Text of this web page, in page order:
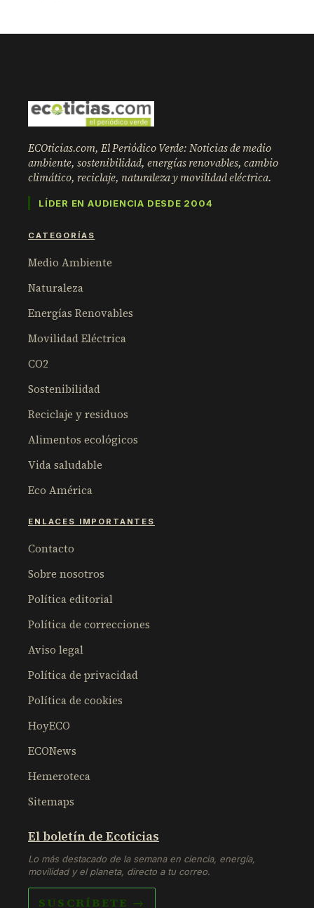
ECOticias.com, El Periódico Verde: Noticias de medio
ambiente, sostenibilidad, energías renovables, cambio
climático, reciclaje, naturaleza y movilidad eléctrica.
LÍDER EN AUDIENCIA DESDE 2004
CATEGORÍAS
Medio Ambiente
Naturaleza
Energías Renovables
Movilidad Eléctrica
CO2
Sostenibilidad
Reciclaje y residuos
Alimentos ecológicos
Vida saludable
Eco América
ENLACES IMPORTANTES
Contacto
Sobre nosotros
Política editorial
Política de correcciones
Aviso legal
Política de privacidad
Política de cookies
HoyECO
ECONews
Hemeroteca
Sitemaps
El boletín de Ecoticias
Lo más destacado de la semana en ciencia, energía,
movilidad y el planeta, directo a tu correo.
SUSCRÍBETE →